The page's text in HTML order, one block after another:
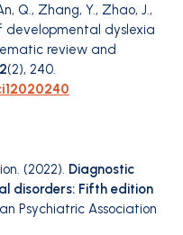
Q., Zhang, Y., Zhao, J.,
developmental dyslexia
review and
(2), 240.
(2022). Diagnostic
disorders: Fifth edition
Psychiatric Association